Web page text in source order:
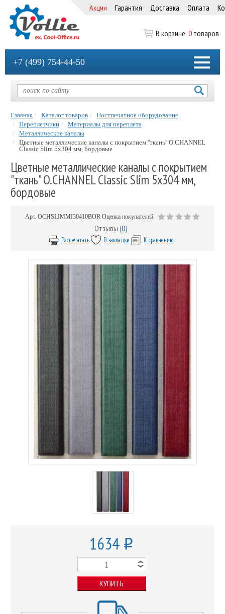
Акции Гарантия Доставка Оплата
В корзине: 0 товаров
+7 (499) 754-44-50
Главная Каталог товаров
Постпечатное оборудование
Переплетчики
Материалы для переплета
Металлические каналы
Цветные металлические каналы с покрытием ''ткань'' O.CHANNEL
Classic Slim 5х304 мм, бордовые
Цветные металлические каналы с покрытием
"ткань" O.CHANNEL Classic Slim 5х304 мм,
бордовые
Арт. OCHSLIMMI30410BOR Оценка покупателей
Отзывы (0)
Распечатать В закладки К сравнению
1634 o
КУПИТЬ